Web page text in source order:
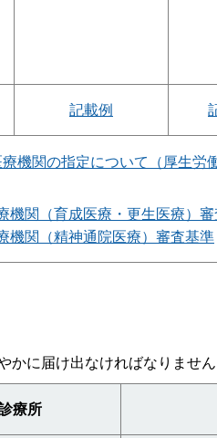
記載例
機関の指定について（厚生労
機関（育成医療・更生医療）
機関（精神通院医療）審査基準
かに届け出なければなりませ
療所